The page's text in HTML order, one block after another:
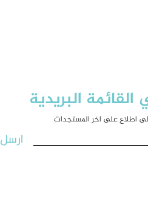
البريدية
اطلاع على اخر المستجدات
ارسل